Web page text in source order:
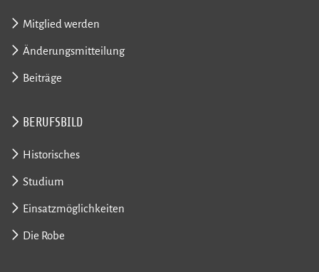
Mitglied werden
Änderungsmitteilung
Beiträge
BERUFSBILD
Historisches
Studium
Einsatzmöglichkeiten
Die Robe